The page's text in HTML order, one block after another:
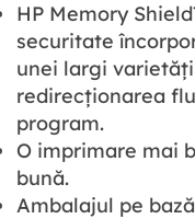
HP Memory
securitate
unei largi
redirecționarea
program.
O imprimare mai
bună.
Ambalajul pe